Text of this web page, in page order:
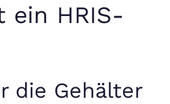
ein HRIS-
die Gehälter